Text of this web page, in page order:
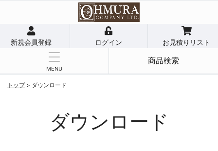
新規会員登録 ログイン お見積りリスト
MENU
商品検索
トップ > ダウンロード
ダウンロード